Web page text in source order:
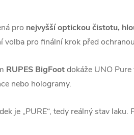
pro nejvyšší optickou čistotu,
volba pro finální krok před
RUPES BigFootdokáže UNO
nebo hologramy.
je „PURE“, tedy reálný stav